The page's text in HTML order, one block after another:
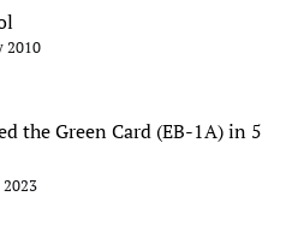
2010
the Green Card (EB-1A) in 5